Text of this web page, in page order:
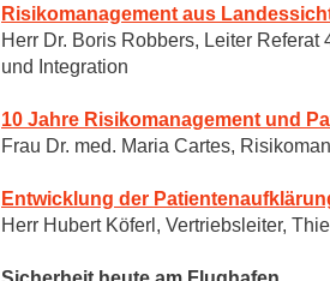
Risikomanagement aus
Herr Dr. Boris Robbers, Leiter
und Integration
10 Jahre Risikomanagement und
Frau Dr. med. Maria Cartes,
Entwicklung der
Herr Hubert Köferl, Vertriebsleiter,